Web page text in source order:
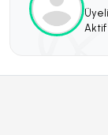
Aktif